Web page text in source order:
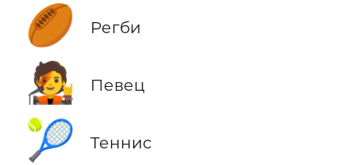
🏉 Регби
🧑‍🎤 Певец
🎾 Теннис